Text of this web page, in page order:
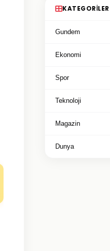
KATEGORILER
Gundem
Ekonomi
Spor
Teknoloji
Magazin
Dunya